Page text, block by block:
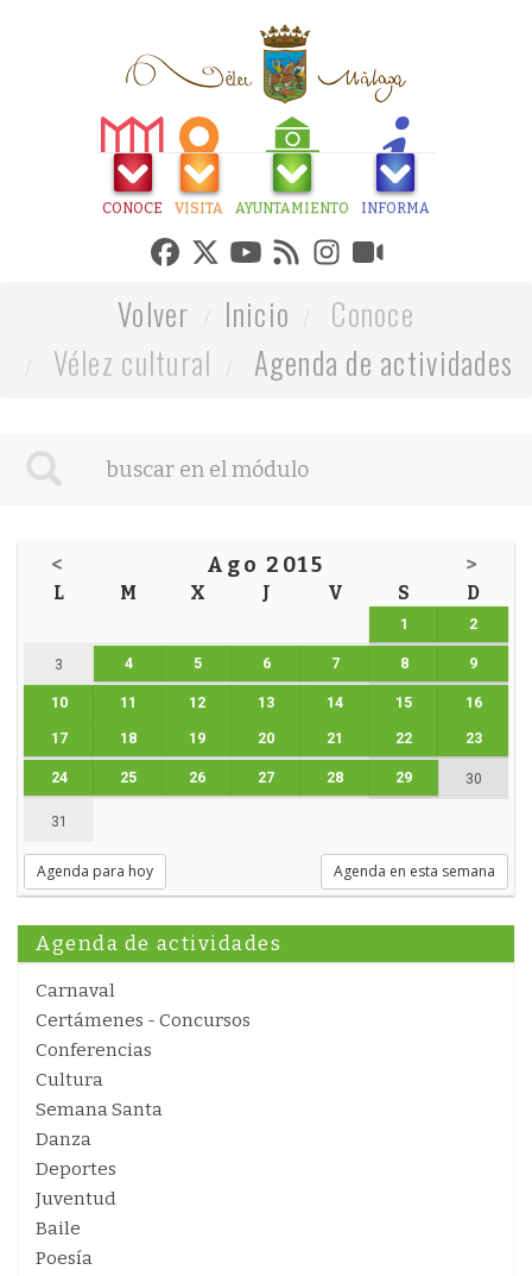
CONOCE VISITA AYUNTAMIENTO INFORMA
Volver Inicio
Conoce
Vélez cultural
Agenda de actividades
< Ago 2015 >
L M X J V S D
1 2
3 4 5 6 7 8 9
10 11 12 13 14 15 16
17 18 19 20 21 22 23
24 25 26 27 28 29 30
31
Agenda para hoy Agenda en esta semana
Agenda de actividades
Carnaval
Certámenes - Concursos
Conferencias
Cultura
Semana Santa
Danza
Deportes
Juventud
Baile
Poesía